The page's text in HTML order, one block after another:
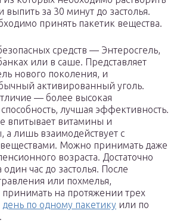
выпить за 30 минут до застолья.
принять пакетик вещества.
средств — Энтеросгель,
или в саше. Представляет
нового поколения, и
активированный уголь.
— более высокая
лучшая эффективность.
впитывает витамины и
а лишь взаимодействует с
Можно принимать даже
возраста. Достаточно
час до застолья. После
или похмелья,
на протяжении трех
день по одному пакетику или по